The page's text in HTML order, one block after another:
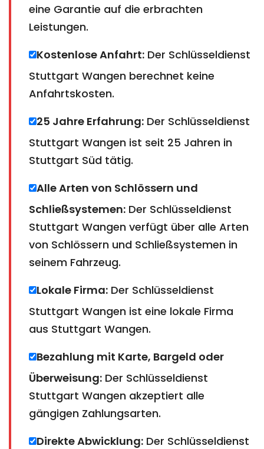
eine Garantie auf die erbrachten
Leistungen.
Kostenlose Anfahrt: Der Schlüsseldienst
Stuttgart Wangen berechnet keine
Anfahrtskosten.
25 Jahre Erfahrung: Der Schlüsseldienst
Stuttgart Wangen ist seit 25 Jahren in
Stuttgart Süd tätig.
Alle Arten von Schlössern und
Schließsystemen: Der Schlüsseldienst
Stuttgart Wangen verfügt über alle Arten
von Schlössern und Schließsystemen in
seinem Fahrzeug.
Lokale Firma: Der Schlüsseldienst
Stuttgart Wangen ist eine lokale Firma
aus Stuttgart Wangen.
Bezahlung mit Karte, Bargeld oder
Überweisung: Der Schlüsseldienst
Stuttgart Wangen akzeptiert alle
gängigen Zahlungsarten.
Direkte Abwicklung: Der Schlüsseldienst